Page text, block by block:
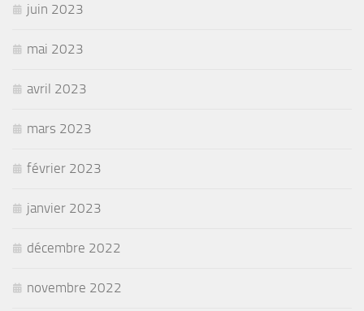
juin 2023
mai 2023
avril 2023
mars 2023
février 2023
janvier 2023
décembre 2022
novembre 2022